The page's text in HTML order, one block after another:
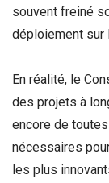
souvent freiné
déploiement sur
En réalité, le
des projets à
encore de
nécessaires
les plus